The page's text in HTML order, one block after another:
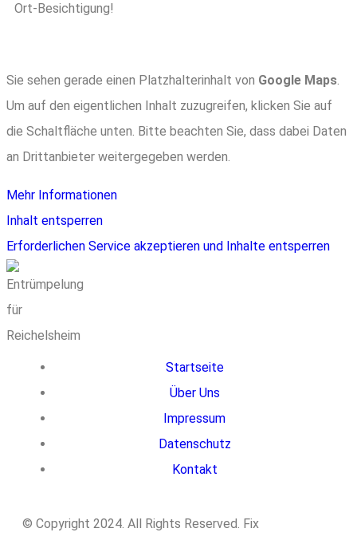
Ort-Besichtigung!
Sie sehen gerade einen Platzhalterinhalt von Google Maps.
Um auf den eigentlichen Inhalt zuzugreifen, klicken Sie auf
die Schaltfläche unten. Bitte beachten Sie, dass dabei Daten
an Drittanbieter weitergegeben werden.
Mehr Informationen
Inhalt entsperren
Erforderlichen Service akzeptieren und Inhalte entsperren
Startseite
Über Uns
Impressum
Datenschutz
Kontakt
© Copyright 2024. All Rights Reserved. Fix